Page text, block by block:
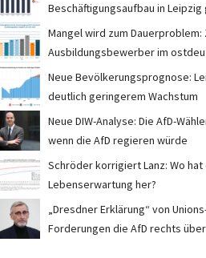
Beschäftigungsaufbau in
Mangel wird zum Dauerproblem:
Ausbildungsbewerber im
Neue Bevölkerungsprognose:
deutlich geringerem Wachstum
Neue DIW-Analyse: Die AfD-
wenn die AfD regieren würde
Schröder korrigiert Lanz: Wo
Lebenserwartung her?
„Dresdner Erklärung“ von
Forderungen die AfD rechts